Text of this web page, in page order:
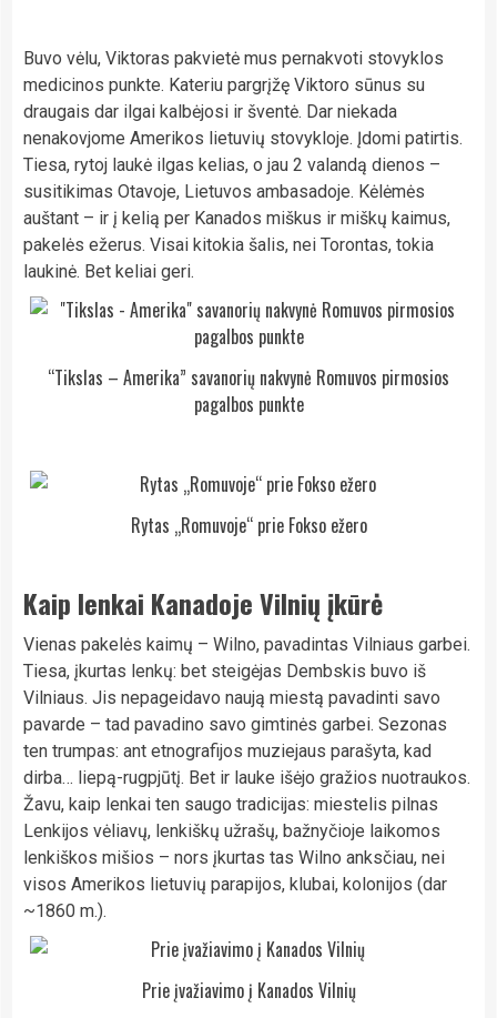
Buvo vėlu, Viktoras pakvietė mus pernakvoti stovyklos
medicinos punkte. Kateriu pargrįžę Viktoro sūnus su
draugais dar ilgai kalbėjosi ir šventė. Dar niekada
nenakovjome Amerikos lietuvių stovykloje. Įdomi patirtis.
Tiesa, rytoj laukė ilgas kelias, o jau 2 valandą dienos –
susitikimas Otavoje, Lietuvos ambasadoje. Kėlėmės
auštant – ir į kelią per Kanados miškus ir miškų kaimus,
pakelės ežerus. Visai kitokia šalis, nei Torontas, tokia
laukinė. Bet keliai geri.
“Tikslas – Amerika” savanorių nakvynė Romuvos pirmosios
pagalbos punkte
Rytas „Romuvoje“ prie Fokso ežero
Kaip lenkai Kanadoje Vilnių įkūrė
Vienas pakelės kaimų – Wilno, pavadintas Vilniaus garbei.
Tiesa, įkurtas lenkų: bet steigėjas Dembskis buvo iš
Vilniaus. Jis nepageidavo naują miestą pavadinti savo
pavarde – tad pavadino savo gimtinės garbei. Sezonas
ten trumpas: ant etnografijos muziejaus parašyta, kad
dirba… liepą-rugpjūtį. Bet ir lauke išėjo gražios nuotraukos.
Žavu, kaip lenkai ten saugo tradicijas: miestelis pilnas
Lenkijos vėliavų, lenkiškų užrašų, bažnyčioje laikomos
lenkiškos mišios – nors įkurtas tas Wilno anksčiau, nei
visos Amerikos lietuvių parapijos, klubai, kolonijos (dar
~1860 m.).
Prie įvažiavimo į Kanados Vilnių